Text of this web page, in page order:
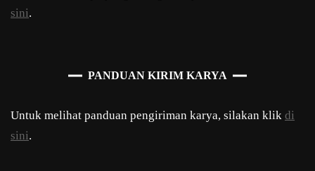
sini.
PANDUAN KIRIM KARYA
Untuk melihat panduan pengiriman karya, silakan klik di
sini.